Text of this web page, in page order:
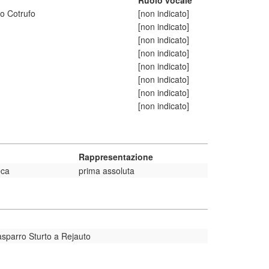
Cotrufo
[non indicato]
[non indicato]
[non indicato]
[non indicato]
[non indicato]
[non indicato]
[non indicato]
[non indicato]
Rappresentazione
prima assoluta
Sturto a Rejauto